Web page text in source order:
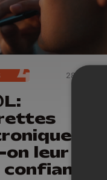
28/05/2024
leur
?